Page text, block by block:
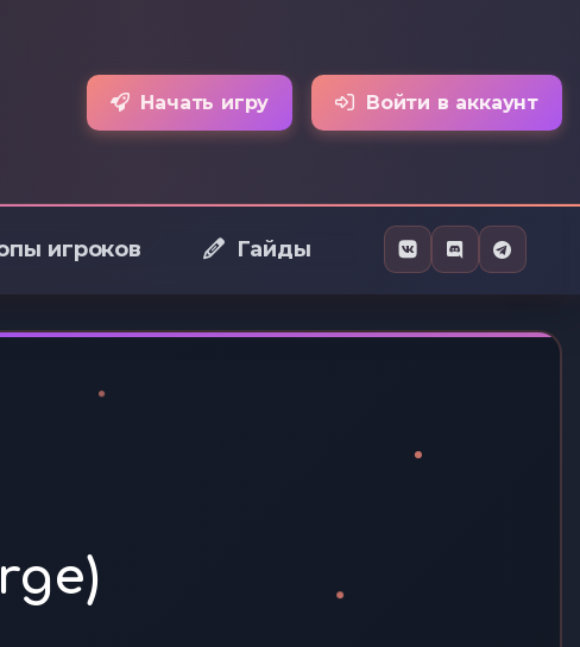
Начать игру Войти в аккаунт
игроков Гайды